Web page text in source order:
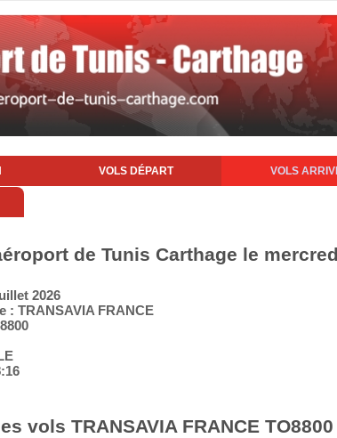
VOLS DÉPART VOLS
de Tunis Carthage le
2026
: TRANSAVIA FRANCE
vols TRANSAVIA FRANCE